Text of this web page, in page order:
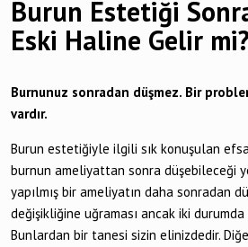
Burun Estetiği
Eski Haline Gelir mi?
Burnunuz sonradan düşmez. Bir
vardır.
Burun estetiğiyle ilgili sık konuşulan
burnun ameliyattan sonra düşebileceği
yapılmış bir ameliyatın daha sonradan
değişikliğine uğraması ancak iki
Bunlardan bir tanesi sizin elinizdedir.